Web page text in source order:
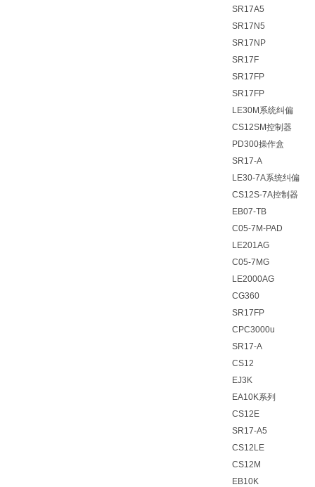
SR17A5
SR17N5
SR17NP
SR17F
SR17FP
SR17FP
LE30M系统纠偏
CS12SM控制器
PD300操作盒
SR17-A
LE30-7A系统纠偏
CS12S-7A控制器
EB07-TB
C05-7M-PAD
LE201AG
C05-7MG
LE2000AG
CG360
SR17FP
CPC3000u
SR17-A
CS12
EJ3K
EA10K系列
CS12E
SR17-A5
CS12LE
CS12M
EB10K